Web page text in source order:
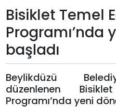
Künye
Giriş
Yap
Bisiklet Temel
Programı’nda
başladı
Beylikdüzü
düzenlenen
Programı’nda yeni